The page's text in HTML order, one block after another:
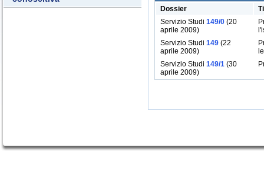
Dossier
Servizio Studi 149/0 (20
aprile 2009)
Servizio Studi 149 (22
aprile 2009)
Servizio Studi 149/1 (30
aprile 2009)